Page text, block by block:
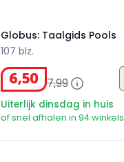
Globus: Taalgids Pools
107 blz.
6,50 7,99
Uiterlijk dinsdag in huis
of snel afhalen in 94 winkels